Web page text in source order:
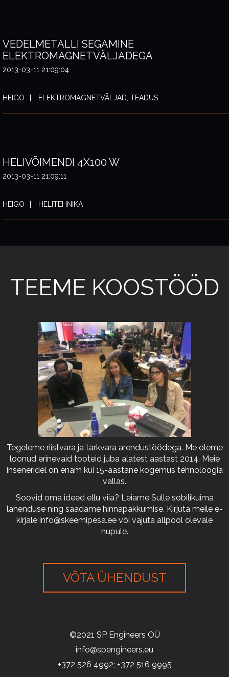
VEDELMETALLI SEGAMINE
ELEKTROMAGNETVÄLJADEGA
2013-03-11 21:09:04
HEIGO ELEKTROMAGNETVÄLJAD, TEADUS
HELIVÕIMENDI 4X100 W
2013-03-11 21:09:11
HEIGO HELITEHNIKA
TEEME KOOSTÖÖD
Tegeleme riistvara ja tarkvara arendustöödega. Me oleme
loonud erinevaid tooteid juba alatest aastast 2014. Meie
inseneridel on enam kui 15-aastane kogemus tehnoloogia
vallas.
Soovid oma ideed ellu viia? Leiame Sulle sobilikuima
lahenduse ning saadame hinnapakkumise. Kirjuta meile e-
kirjale info@skeemipesa.ee või vajuta allpool olevale
nupule.
VÕTA ÜHENDUST
©2021 SP Engineers OÜ
info@spengineers.eu
+372 526 4992; +372 516 9995